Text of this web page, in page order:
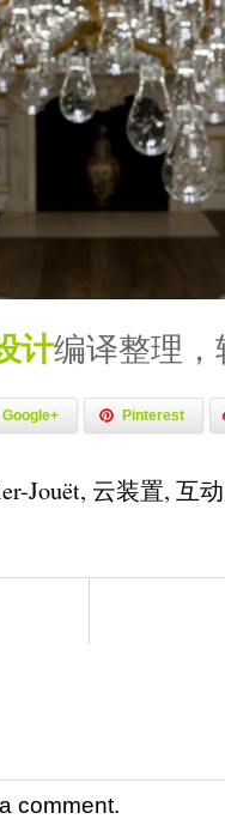
计编译整理
Google+ Pinterest
Jouët, 云装置, 互动
comment.